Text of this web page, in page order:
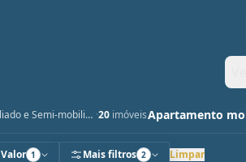
Mobiliado e Semi-mobiliado ·20 imóveis
Valor 1 Mais filtros 2 Limpar